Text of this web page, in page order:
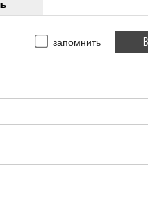
запомнить